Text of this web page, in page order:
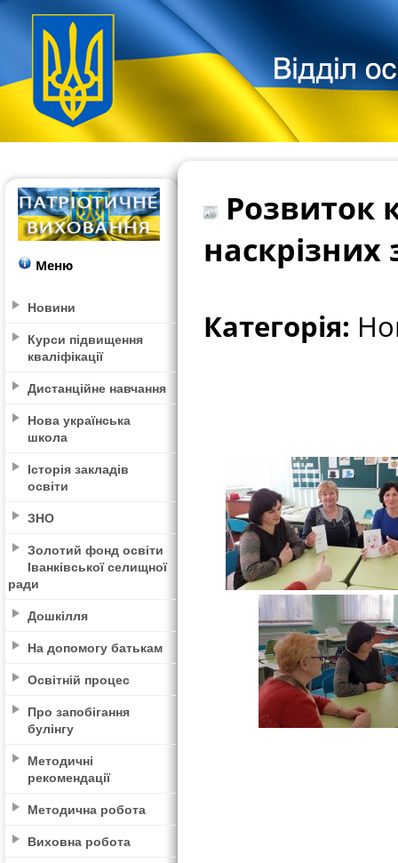
Меню
Новини
Курси підвищення
кваліфікації
Дистанційне навчання
Нова українська
школа
Історія закладів
освіти
ЗНО
Золотий фонд освіти
Іванківської селищної
ради
Дошкілля
На допомогу батькам
Освітній процес
Про запобігання
булінгу
Методичні
рекомендації
Методична робота
Виховна робота
Розвиток
наскрізних
Категорія: